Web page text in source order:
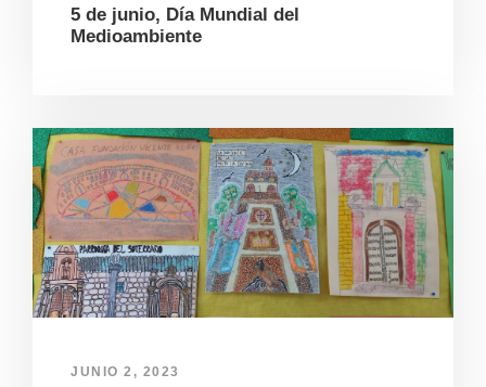
5 de junio, Día Mundial del
Medioambiente
JUNIO 2, 2023